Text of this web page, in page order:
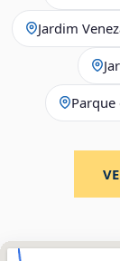
Jardim
Parque